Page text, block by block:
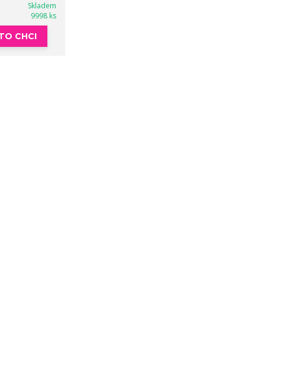
Skladem
9998 ks
CHCI